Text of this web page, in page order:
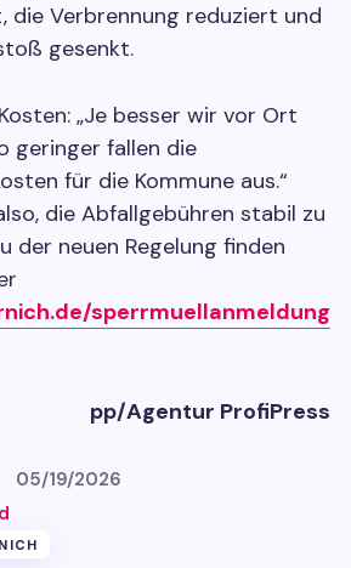
die Verbrennung reduziert und
gesenkt.
„Je besser wir vor Ort
geringer fallen die
für die Kommune aus.“
die Abfallgebühren stabil zu
der neuen Regelung finden
sperrmuellanmeldung
pp/Agentur ProfiPress
05/19/2026